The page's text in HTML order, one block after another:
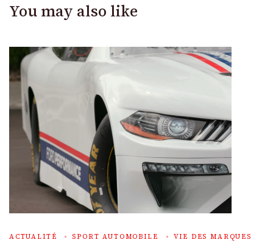
You may also like
ACTUALITÉ SPORT AUTOMOBILE VIE DES MARQUES